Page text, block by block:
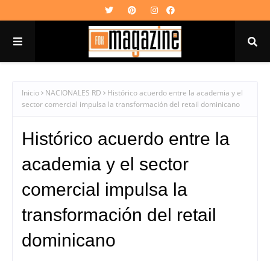
Inicio NACIONALES RD
Histórico acuerdo entre la academia y el
sector comercial impulsa la transformación del retail dominicano
Histórico acuerdo entre la
academia y el sector
comercial impulsa la
transformación del retail
dominicano